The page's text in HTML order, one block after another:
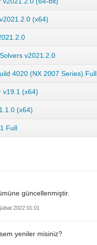
(x64)
v2021.2.0
4020 (NX 2007 Series) Full
v19.1 (x64)
(x64)
Full
güncellenmiştir.
2022 01:01
yeniler misiniz?